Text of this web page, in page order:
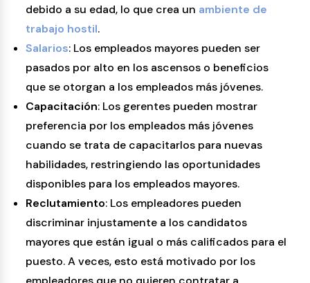
debido a su edad, lo que crea un ambiente de
trabajo hostil.
Salarios: Los empleados mayores pueden ser
pasados por alto en los ascensos o beneficios
que se otorgan a los empleados más jóvenes.
Capacitación: Los gerentes pueden mostrar
preferencia por los empleados más jóvenes
cuando se trata de capacitarlos para nuevas
habilidades, restringiendo las oportunidades
disponibles para los empleados mayores.
Reclutamiento: Los empleadores pueden
discriminar injustamente a los candidatos
mayores que están igual o más calificados para el
puesto. A veces, esto está motivado por los